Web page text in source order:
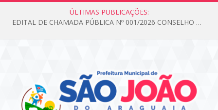
ÚLTIMAS PUBLICAÇÕES:
EDITAL DE CHAMADA PÚBLICA Nº 001/2026 CONSELHO DOS DIREITOS DA CRIANÇA E DO ADOLESCENTE